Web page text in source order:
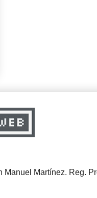
Manuel Martínez. Reg.